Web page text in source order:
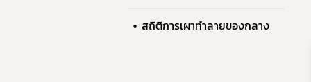
สถิติการเผาทำลายของกลาง